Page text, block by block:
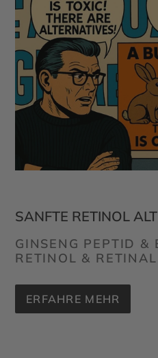
SANFTE RETINOL
GINSENG PEPTID &
RETINOL & RETINAL
ERFAHRE MEHR